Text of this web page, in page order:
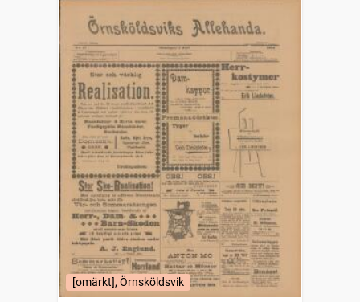
[omärkt], Örnsköldsvik